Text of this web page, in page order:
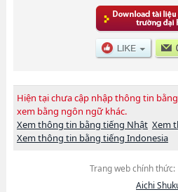
and Health ScienceshoặcNgành Human
(tentative translation)hoặcNgành
Aichi Shukutoku University cũng như
nên nếu bạn đang tìm hiểu thông tin du
University thì hãy sử dụng trang web
chuyên môn đang tiếp nhận du học sinh.
Hiện tại chưa cập nhập thông tin
xem bằng ngôn ngữ khác.
Xem thông tin bằng tiếng Nhật Xem
Xem thông tin bằng tiếng Indonesia
Trang web chính thức:
Aichi